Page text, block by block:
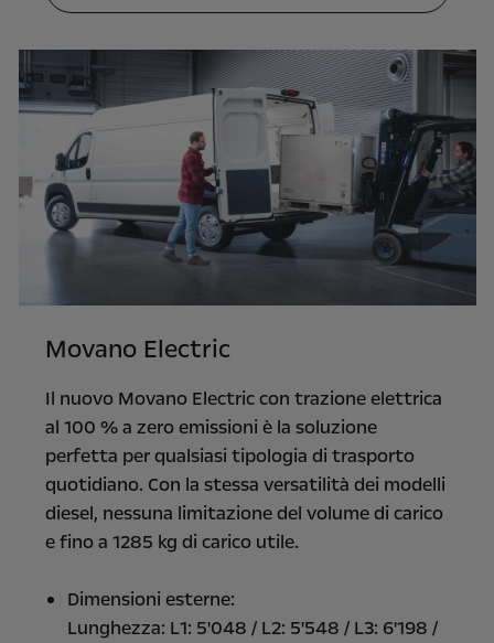
Movano Electric
Il nuovo Movano Electric con trazione elettrica
al 100 % a zero emissioni è la soluzione
perfetta per qualsiasi tipologia di trasporto
quotidiano. Con la stessa versatilità dei modelli
diesel, nessuna limitazione del volume di carico
e fino a 1285 kg di carico utile.
Dimensioni esterne:
Lunghezza: L1: 5'048 / L2: 5'548 / L3: 6'198 /